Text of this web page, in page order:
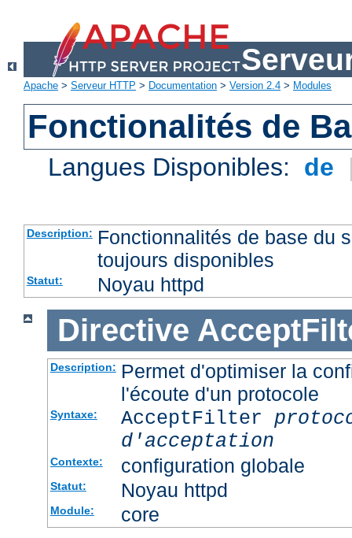
Apache > Serveur HTTP > Documentation > Version 2.4 > Modules
Fonctionalités de
Langues Disponibles: de
Description: Fonctionnalités de base du
toujours disponibles
Statut: Noyau httpd
Directive
Description: Permet d'optimiser la
l'écoute d'un protocole
Syntaxe: AcceptFilter
d'acceptation
Contexte: configuration globale
Statut: Noyau httpd
Module: core